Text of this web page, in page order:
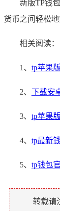
新版TP钱
货币之间轻松
相关阅读：
1、 tp苹果
2、 下载安
3、 tp苹果
4、 tp最新
5、 tp钱包
转载请